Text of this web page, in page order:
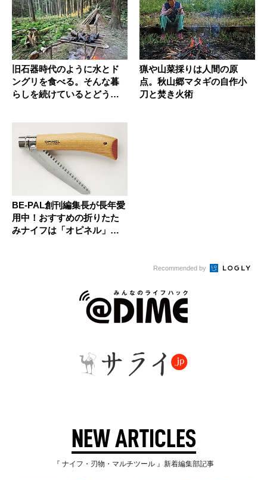
旧石器時代のように水とド
ングリを食べる。そんな暮
らしを続けているとどうな
猟や山菜採りは人間の原
点。秋山郷マタギの自作小
刀と焚き火術
BE-PAL創刊編集長が長年愛
用中！おすすめの折りたた
みナイフは「オピネル」一
Recommended by
NEW ARTICLES
『 ナイフ・刃物・マルチツール 』新着編集部記事